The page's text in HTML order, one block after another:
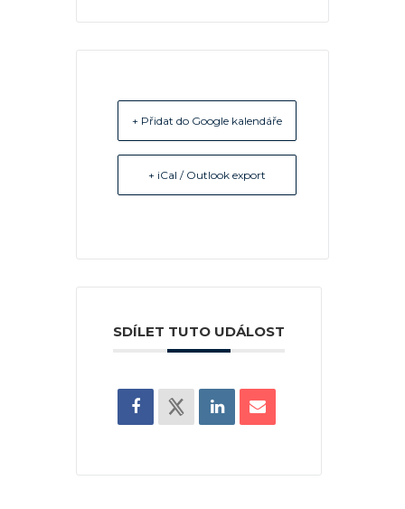
+ Přidat do Google kalendáře
+ iCal / Outlook export
SDÍLET TUTO UDÁLOST